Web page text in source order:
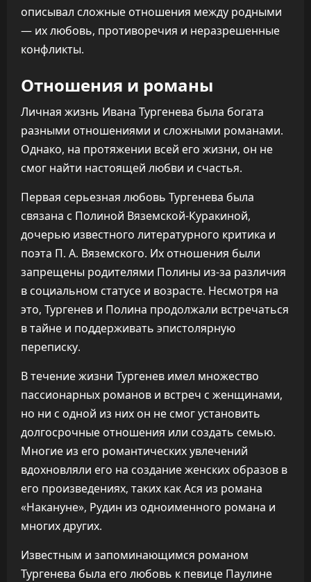
описывал сложные отношения между родными
— их любовь, противоречия и неразрешенные
конфликты.
Отношения и романы
Личная жизнь Ивана Тургенева была богата
разными отношениями и сложными романами.
Однако, на протяжении всей его жизни, он не
смог найти настоящей любви и счастья.
Первая серьезная любовь Тургенева была
связана с Полиной Вяземской-Куракиной,
дочерью известного литературного критика и
поэта П. А. Вяземского. Их отношения были
запрещены родителями Полины из-за различия
в социальном статусе и возрасте. Несмотря на
это, Тургенев и Полина продолжали встречаться
в тайне и поддерживать эпистолярную
переписку.
В течение жизни Тургенев имел множество
пассионарных романов и встреч с женщинами,
но ни с одной из них он не смог установить
долгосрочные отношения или создать семью.
Многие из его романтических увлечений
вдохновляли его на создание женских образов в
его произведениях, таких как Ася из романа
«Накануне», Рудин из одноименного романа и
многих других.
Известным и запоминающимся романом
Тургенева была его любовь к певице Паулине